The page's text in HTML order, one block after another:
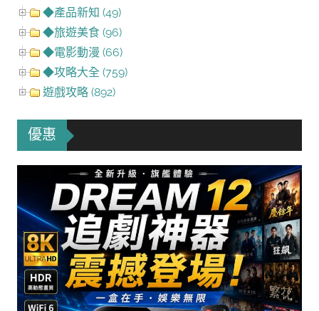
◆產品新知 (49)
◆旅遊美食 (96)
◆電影動漫 (66)
◆攻略大全 (759)
遊戲攻略 (892)
優惠